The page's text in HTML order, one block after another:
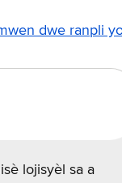
dwe ranpli
lojisyèl sa a